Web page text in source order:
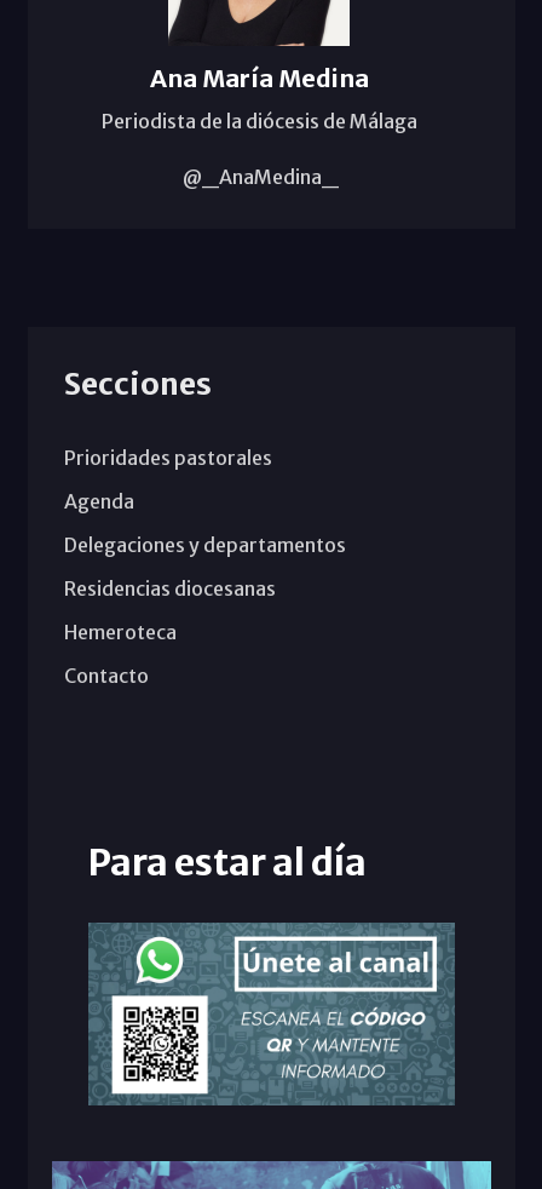
Ana María Medina
Periodista de la diócesis de Málaga
@_AnaMedina_
Secciones
Prioridades pastorales
Agenda
Delegaciones y departamentos
Residencias diocesanas
Hemeroteca
Contacto
Para estar al día